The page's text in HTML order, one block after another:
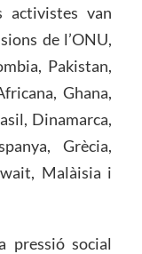
van
de l’ONU,
Pakistan,
Ghana,
Dinamarca,
Grècia,
Malàisia i
pressió social